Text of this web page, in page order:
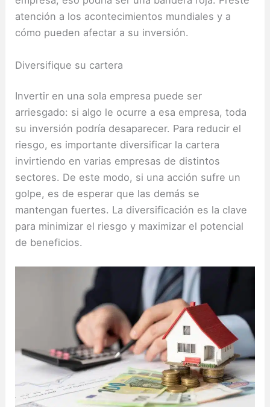
atención a los acontecimientos mundiales y a
cómo pueden afectar a su inversión.
Diversifique su cartera
Invertir en una sola empresa puede ser
arriesgado: si algo le ocurre a esa empresa, toda
su inversión podría desaparecer. Para reducir el
riesgo, es importante diversificar la cartera
invirtiendo en varias empresas de distintos
sectores. De este modo, si una acción sufre un
golpe, es de esperar que las demás se
mantengan fuertes. La diversificación es la clave
para minimizar el riesgo y maximizar el potencial
de beneficios.